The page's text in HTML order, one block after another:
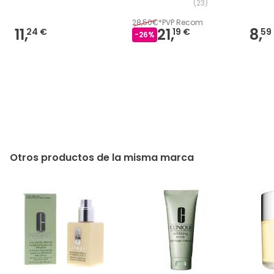
11,24 €
(23)
28,50€*PVP Recom
-26% 21,19 € 8,
Otros productos de la misma marca